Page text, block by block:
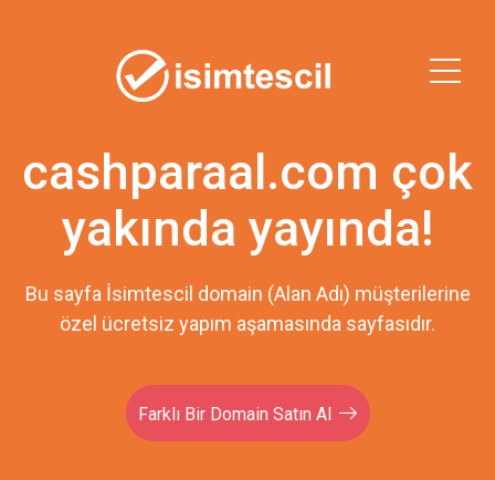
cashparaal.com çok
yakında yayında!
Bu sayfa İsimtescil domain (Alan Adı) müşterilerine
özel ücretsiz yapım aşamasında sayfasıdır.
Farklı Bir Domain Satın Al